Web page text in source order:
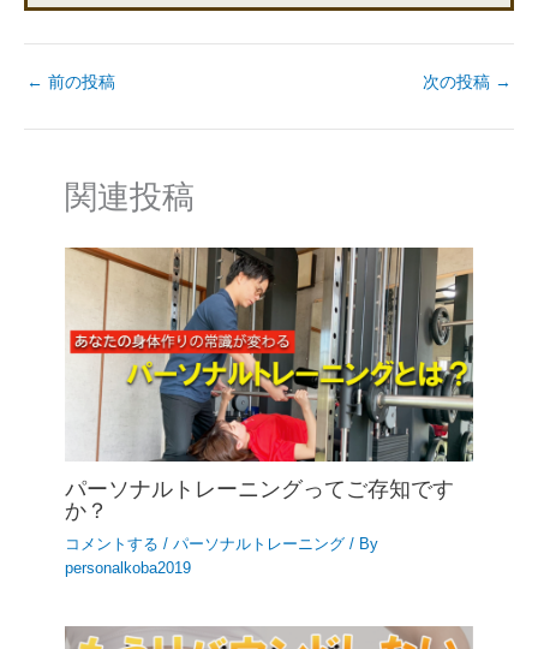
← 前の投稿 次の投稿 →
関連投稿
パーソナルトレーニングってご存知です
か？
コメントする /パーソナルトレーニング / By
personalkoba2019